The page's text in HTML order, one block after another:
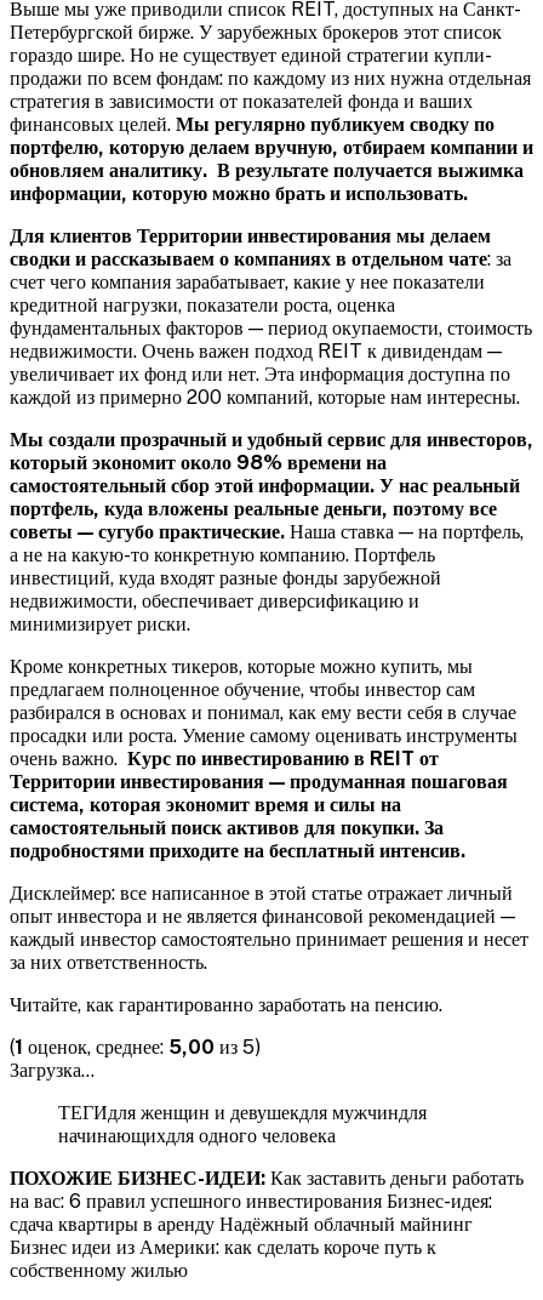
Выше мы уже приводили список REIT, доступных на Санкт-
Петербургской бирже. У зарубежных брокеров этот список
гораздо шире. Но не существует единой стратегии купли-
продажи по всем фондам: по каждому из них нужна отдельная
стратегия в зависимости от показателей фонда и ваших
финансовых целей. Мы регулярно публикуем сводку по
портфелю, которую делаем вручную, отбираем компании и
обновляем аналитику. В результате получается выжимка
информации, которую можно брать и использовать.
Для клиентов Территории инвестирования мы делаем
сводки и рассказываем о компаниях в отдельном чате: за
счет чего компания зарабатывает, какие у нее показатели
кредитной нагрузки, показатели роста, оценка
фундаментальных факторов — период окупаемости, стоимость
недвижимости. Очень важен подход REIT к дивидендам —
увеличивает их фонд или нет. Эта информация доступна по
каждой из примерно 200 компаний, которые нам интересны.
Мы создали прозрачный и удобный сервис для инвесторов,
который экономит около 98% времени на
самостоятельный сбор этой информации. У нас реальный
портфель, куда вложены реальные деньги, поэтому все
советы — сугубо практические. Наша ставка — на портфель,
а не на какую-то конкретную компанию. Портфель
инвестиций, куда входят разные фонды зарубежной
недвижимости, обеспечивает диверсификацию и
минимизирует риски.
Кроме конкретных тикеров, которые можно купить, мы
предлагаем полноценное обучение, чтобы инвестор сам
разбирался в основах и понимал, как ему вести себя в случае
просадки или роста. Умение самому оценивать инструменты
очень важно. Курс по инвестированию в REIT от
Территории инвестирования — продуманная пошаговая
система, которая экономит время и силы на
самостоятельный поиск активов для покупки. За
подробностями приходите на бесплатный интенсив.
Дисклеймер: все написанное в этой статье отражает личный
опыт инвестора и не является финансовой рекомендацией —
каждый инвестор самостоятельно принимает решения и несет
за них ответственность.
Читайте, как гарантированно заработать на пенсию.
(1 оценок, среднее: 5,00 из 5)
Загрузка…
ТЕГИдля женщин и девушекдля мужчиндля
начинающихдля одного человека
ПОХОЖИЕ БИЗНЕС-ИДЕИ: Как заставить деньги работать
на вас: 6 правил успешного инвестирования Бизнес-идея:
сдача квартиры в аренду Надёжный облачный майнинг
Бизнес идеи из Америки: как сделать короче путь к
собственному жилью